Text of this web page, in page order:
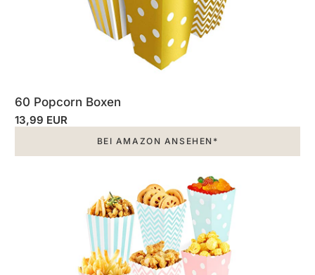
60 Popcorn Boxen
13,99 EUR
BEI AMAZON ANSEHEN*